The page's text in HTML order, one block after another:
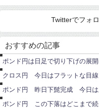
Twitterでフォ
おすすめの記事
ポンド円は日足で切り下げの展
クロス円 今日はフラットな目線
ポンド円 昨日下髭完成 今日は
ポンド円 この下落はどこまで続